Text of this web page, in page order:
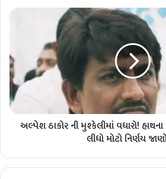
અલ્પેશ ઠાકોર ની મુશ્કેલીમાં વધારો! હાથના
લીધો મોટો નિર્ણય